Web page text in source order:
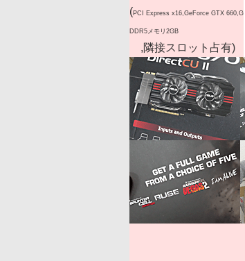
(PCI Express x16,GeForce GTX 660,G
DDR5メモリ2GB
,隣接スロット占有)